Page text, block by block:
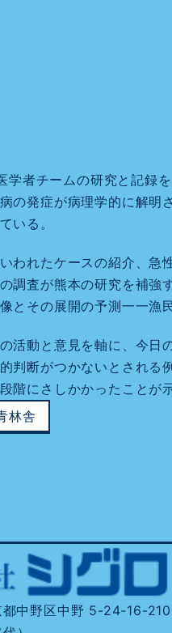
者チームの研究と記録
の発症が病理学的に解
いる。
われたケースの紹介、
調査が熊本の研究を補
とその展開の予測一一漁
動と意見を軸に、今日
判断がつかないとされ
にさしかかったことが
林舎
中野区中野 5-24-16-210